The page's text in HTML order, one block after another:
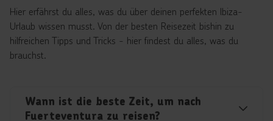
Hier erfährst du alles, was du über deinen perfekten Ibiza-
Urlaub wissen musst. Von der besten Reisezeit bishin zu
hilfreichen Tipps und Tricks - hier findest du alles, was du
brauchst.
Wann ist die beste Zeit, um nach
Fuerteventura zu reisen?